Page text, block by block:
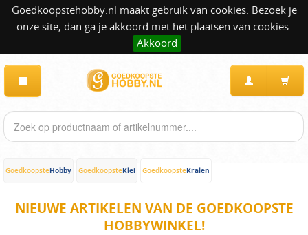
Goedkoopstehobby.nl maakt gebruik van cookies. Bezoek je
onze site, dan ga je akkoord met het plaatsen van cookies.
Akkoord
GoedkoopsteHobby GoedkoopsteKlei GoedkoopsteKralen
NIEUWE ARTIKELEN VAN DE GOEDKOOPSTE
HOBBYWINKEL!